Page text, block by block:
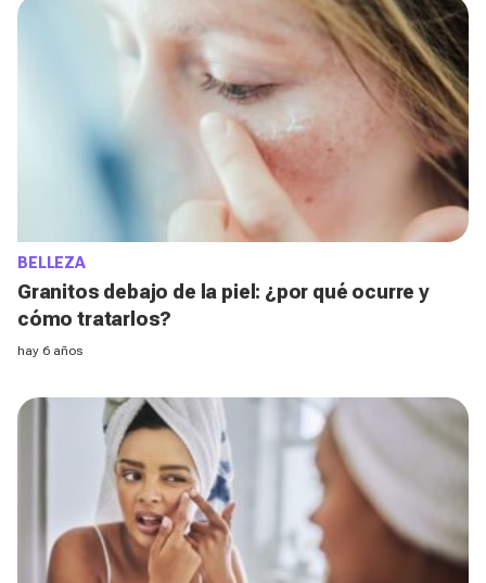
BELLEZA
Granitos debajo de la piel: ¿por qué ocurre y
cómo tratarlos?
hay 6 años